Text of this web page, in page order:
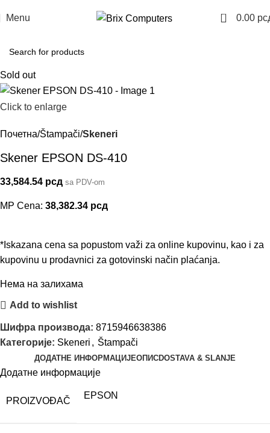
Menu 0 0.00
Sold out
Click to enlarge
Почетна Štampači Skeneri
Skener EPSON DS-410
33,584.54 рсд sa PDV-om
MP Cena: 38,382.34 рсд
*Iskazana cena sa popustom važi za online kupovinu, kao i za
kupovinu u prodavnici za gotovinski način plaćanja.
Нема на залихама
Add to wishlist
Шифра производа: 8715946638386
Категорије: Skeneri , Štampači
ДОДАТНЕ ИНФОРМАЦИЈЕОПИСDOSTAVA & SLANJE
Додатне информације
PROIZVOĐAČ
EPSON